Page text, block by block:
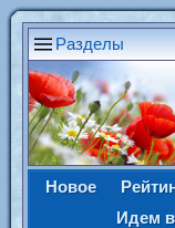
Разделы
Новое
Идем